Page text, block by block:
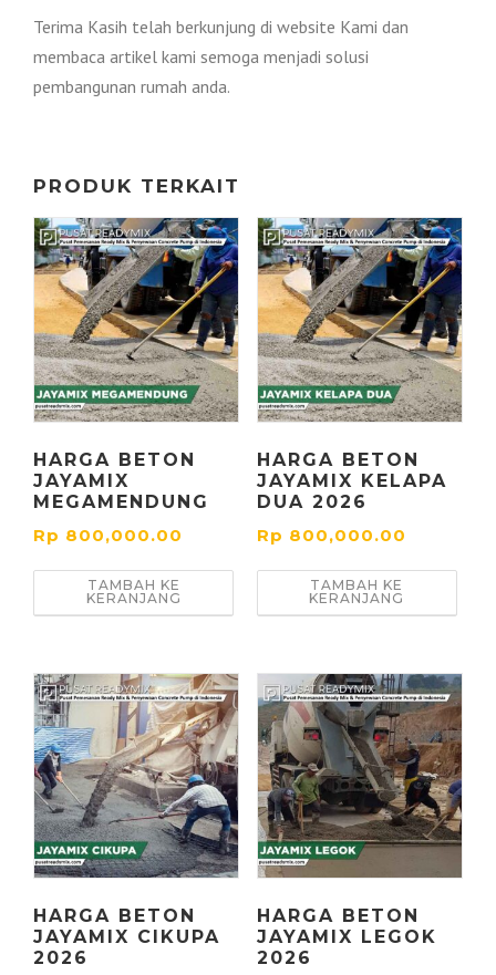
Terima Kasih telah berkunjung di website Kami dan
membaca artikel kami semoga menjadi solusi
pembangunan rumah anda.
PRODUK TERKAIT
HARGA BETON
JAYAMIX
MEGAMENDUNG
Rp 800,000.00
TAMBAH KE
KERANJANG
HARGA BETON
JAYAMIX KELAPA
DUA 2026
Rp 800,000.00
TAMBAH KE
KERANJANG
HARGA BETON
JAYAMIX CIKUPA
2026
HARGA BETON
JAYAMIX LEGOK
2026